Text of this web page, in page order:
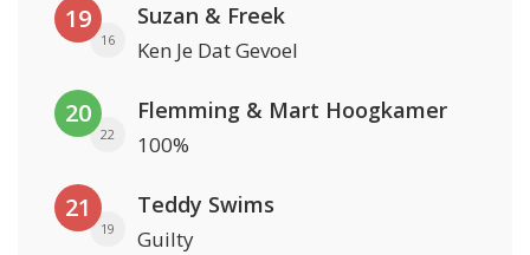
19
16
Suzan & Freek
Ken Je Dat Gevoel
20
22
Flemming & Mart Hoogkamer
100%
21
19
Teddy Swims
Guilty